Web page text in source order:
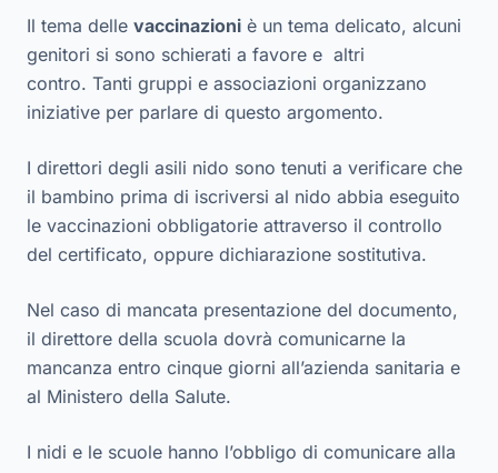
Il tema delle vaccinazioni è un tema delicato, alcuni
genitori si sono schierati a favore e altri
contro. Tanti gruppi e associazioni organizzano
iniziative per parlare di questo argomento.
I direttori degli asili nido sono tenuti a verificare che
il bambino prima di iscriversi al nido abbia eseguito
le vaccinazioni obbligatorie attraverso il controllo
del certificato, oppure dichiarazione sostitutiva.
Nel caso di mancata presentazione del documento,
il direttore della scuola dovrà comunicarne la
mancanza entro cinque giorni all’azienda sanitaria e
al Ministero della Salute.
I nidi e le scuole hanno l’obbligo di comunicare alla